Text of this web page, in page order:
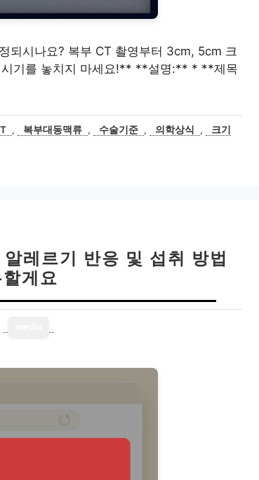
시나요? 복부 CT 촬영부터 3cm, 5cm 크
시기를 놓치지 마세요!** **설명:** * **제목
, 복부대동맥류 , 수술기준 , 의학상식 ,
크기
레르기 반응 및 섭취 방법
게요